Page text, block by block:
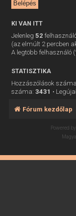
KI VAN ITT
Jelenleg 52
(az elmúlt 2 percben
A legtöbb felhasználó (
STATISZTIKA
Hozzászólások
száma: 3431 •
Fórum kezdőlap
Powered by